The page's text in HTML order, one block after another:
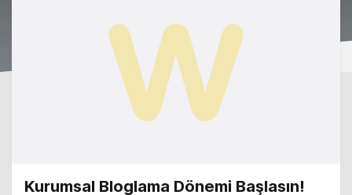
Kurumsal Bloglama Dönemi Başlasın!